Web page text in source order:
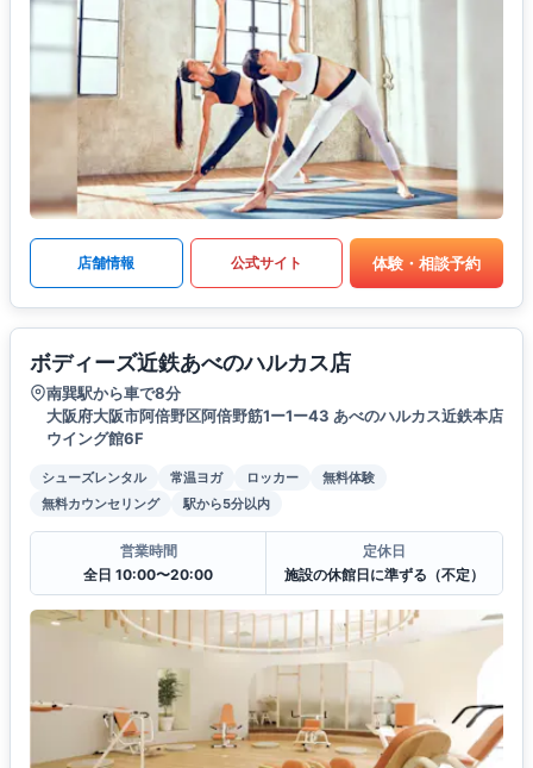
店舗情報 公式サイト 体験・相談予約
ボディーズ近鉄あべのハルカス店
南巽駅から車で8分
大阪府大阪市阿倍野区阿倍野筋1ー1ー43 あべのハルカス近鉄本店
ウイング館6F
シューズレンタル 常温ヨガ ロッカー
無料体験
無料カウンセリング
駅から5分以内
営業時間
全日 10:00〜20:00
定休日
施設の休館日に準ずる（不定）